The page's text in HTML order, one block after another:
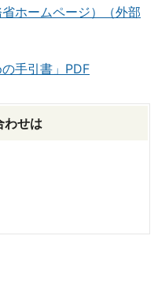
ホームページ）（外部
手引書」PDF
わせは